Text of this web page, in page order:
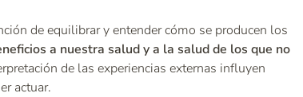
de equilibrar y entender cómo se producen los
a nuestra salud y a la salud de los que no
de las experiencias externas influyen
actuar.